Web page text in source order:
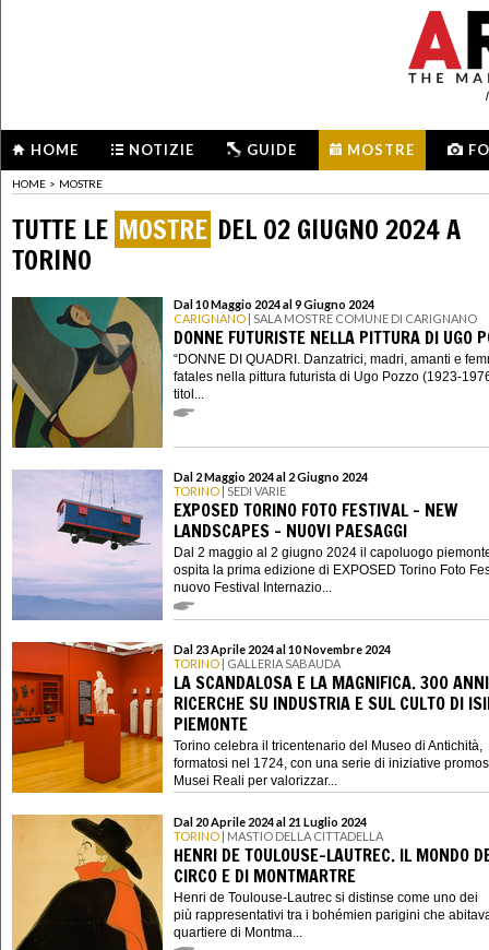
HOME NOTIZIE GUIDE MOSTRE
HOME > MOSTRE
TUTTE LE MOSTRE DEL 02 GIUGNO 2024 A
TORINO
Dal 10 Maggio 2024 al 9 Giugno 2024
CARIGNANO | SALA MOSTRE COMUNE DI CARIGNANO
DONNE FUTURISTE NELLA PITTURA DI UGO
“DONNE DI QUADRI. Danzatrici, madri, amanti e
fatales nella pittura futurista di Ugo Pozzo (1923-
titol...
Dal 2 Maggio 2024 al 2 Giugno 2024
TORINO | SEDI VARIE
EXPOSED TORINO FOTO FESTIVAL - NEW
LANDSCAPES - NUOVI PAESAGGI
Dal 2 maggio al 2 giugno 2024 il capoluogo
ospita la prima edizione di EXPOSED Torino Foto
nuovo Festival Internazio...
Dal 23 Aprile 2024 al 10 Novembre 2024
TORINO | GALLERIA SABAUDA
LA SCANDALOSA E LA MAGNIFICA. 300
RICERCHE SU INDUSTRIA E SUL CULTO DI
PIEMONTE
Torino celebra il tricentenario del Museo di Antichità,
formatosi nel 1724, con una serie di iniziative
Musei Reali per valorizzar...
Dal 20 Aprile 2024 al 21 Luglio 2024
TORINO | MASTIO DELLA CITTADELLA
HENRI DE TOULOUSE-LAUTREC. IL MONDO
CIRCO E DI MONTMARTRE
Henri de Toulouse-Lautrec si distinse come uno dei
più rappresentativi tra i bohémien parigini che
quartiere di Montma...